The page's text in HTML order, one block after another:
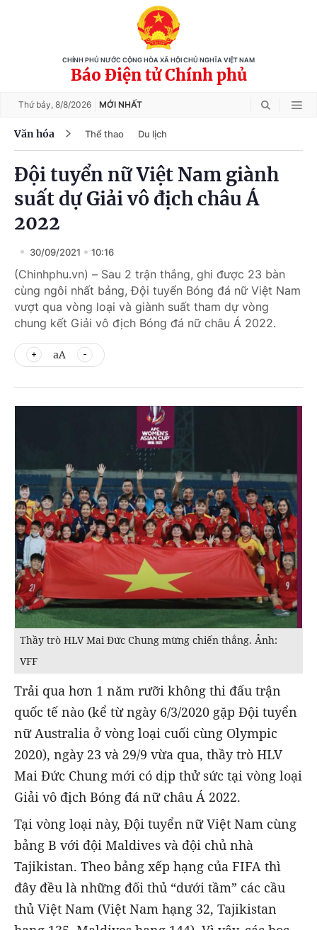
CHÍNH PHỦ NƯỚC CỘNG HÒA XÃ HỘI CHỦ NGHĨA VIỆT NAM
Báo Điện tử Chính phủ
Thứ bảy, 8/8/2026 MỚI NHẤT
Văn hóa Thể thao Du lịch
Đội tuyển nữ Việt Nam giành
suất dự Giải vô địch châu Á
2022
30/09/2021 10:16
(Chinhphu.vn) – Sau 2 trận thắng, ghi được 23 bàn
cùng ngôi nhất bảng, Đội tuyển Bóng đá nữ Việt Nam
vượt qua vòng loại và giành suất tham dự vòng
chung kết Giải vô địch Bóng đá nữ châu Á 2022.
aA
Thầy trò HLV Mai Đức Chung mừng chiến thắng. Ảnh:
VFF
Trải qua hơn 1 năm rưỡi không thi đấu trận
quốc tế nào (kể từ ngày 6/3/2020 gặp Đội tuyển
nữ Australia ở vòng loại cuối cùng Olympic
2020), ngày 23 và 29/9 vừa qua, thầy trò HLV
Mai Đức Chung mới có dịp thử sức tại vòng loại
Giải vô địch Bóng đá nữ châu Á 2022.
Tại vòng loại này, Đội tuyển nữ Việt Nam cùng
bảng B với đội Maldives và đội chủ nhà
Tajikistan. Theo bảng xếp hạng của FIFA thì
đây đều là những đối thủ “dưới tầm” các cầu
thủ Việt Nam (Việt Nam hạng 32, Tajikistan